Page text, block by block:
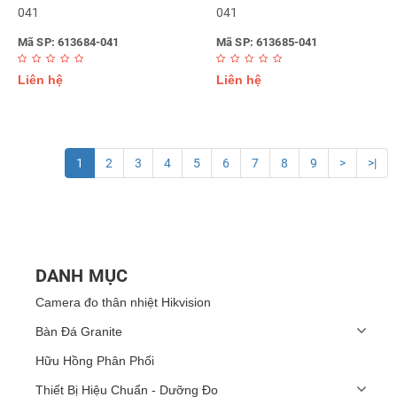
041
Mã SP: 613684-041
Liên hệ
041
Mã SP: 613685-041
Liên hệ
1 2 3 4 5 6 7 8 9 > >|
DANH MỤC
Camera đo thân nhiệt Hikvision
Bàn Đá Granite
Hữu Hồng Phân Phối
Thiết Bị Hiệu Chuẩn - Dưỡng Đo